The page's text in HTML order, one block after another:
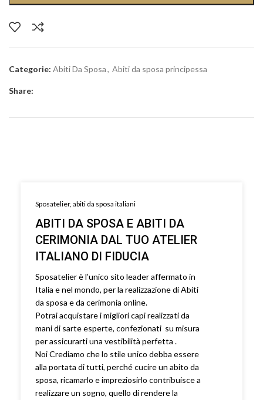
Categorie: Abiti Da Sposa, Abiti da sposa principessa
Share:
Sposatelier, abiti da sposa italiani
ABITI DA SPOSA E ABITI DA
CERIMONIA DAL TUO ATELIER
ITALIANO DI FIDUCIA
Sposatelier è l’unico sito leader affermato in
Italia e nel mondo, per la realizzazione di Abiti
da sposa e da cerimonia online.
Potrai acquistare i migliori capi realizzati da
mani di sarte esperte, confezionati su misura
per assicurarti una vestibilità perfetta .
Noi Crediamo che lo stile unico debba essere
alla portata di tutti, perché cucire un abito da
sposa, ricamarlo e impreziosirlo contribuisce a
realizzare un sogno, quello di rendere la